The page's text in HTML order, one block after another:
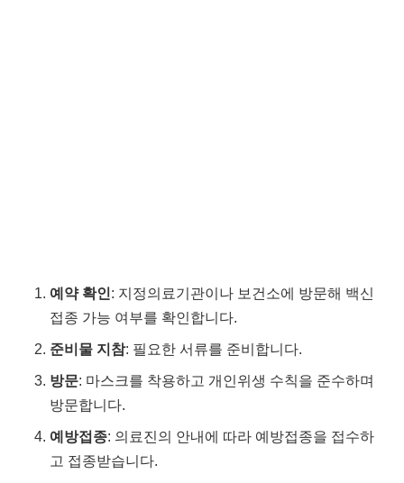
예약 확인: 지정의료기관이나 보건소에 방문해 백신
접종 가능 여부를 확인합니다.
준비물 지참: 필요한 서류를 준비합니다.
방문: 마스크를 착용하고 개인위생 수칙을 준수하며
방문합니다.
예방접종: 의료진의 안내에 따라 예방접종을 접수하
고 접종받습니다.